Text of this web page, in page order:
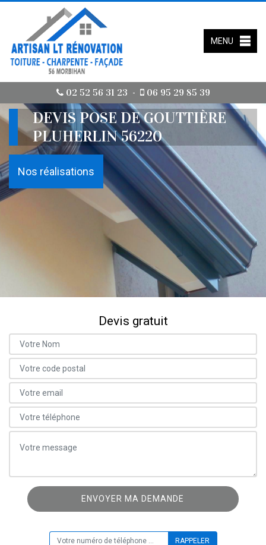
02 52 56 31 23 - 06 95 29 85 39
MENU
DEVIS POSE DE GOUTTIÈRE
PLUHERLIN 56220
Nos réalisations
Devis gratuit